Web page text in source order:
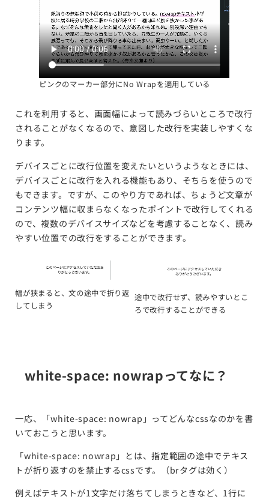
ピンクのマーカー部分にNo Wrapを適用している
これを利用すると、画面幅によって読みづらいところで改行
されることがなくなるので、意図した改行を実装しやすくな
ります。
デバイスごとに改行位置を変えたいというようなときには、
デバイスごとに改行を入れる機能もあり、そちらを使うので
もできます。ですが、このやり方であれば、ちょうど文章が
コンテンツ幅に収まらなくなったポイントで改行してくれる
ので、複数のデバイスサイズなどを考慮することなく、読み
やすい位置での改行をすることができます。
幅が狭まると、文の途中で折り返
してしまう
途中で改行せず、読みやすいとこ
ろで改行することができる
white-space: nowrapってなに？
一応、「white-space: nowrap」ってどんなcssなのかを書
いておこうと思います。
「white-space: nowrap」とは、指定範囲の途中でテキス
トが折り返すのを禁止するcssです。（brタグは効く）
例えばテキストが1文字だけ落ちてしまうときなど、1行に